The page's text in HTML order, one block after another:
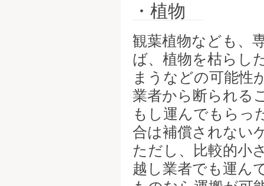
・植物
観葉植物なども、
ば、植物を枯らし
まうなどの可能性
業者から断られる
もし運んでもらっ
合は補償されない
ただし、比較的小
越し業者でも運ん